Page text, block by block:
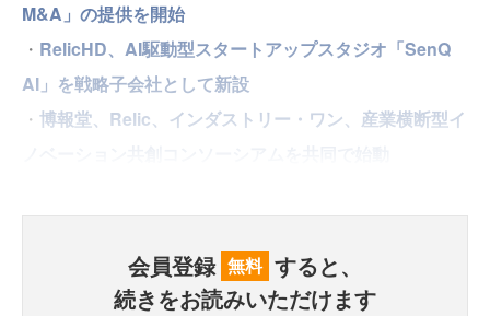
M&A」の提供を開始
・ RelicHD、AI駆動型スタートアップスタジオ「SenQ
AI」を戦略子会社として新設
・ 博報堂、Relic、インダストリー・ワン、産業横断型イ
会員登録 無料 すると、
続きをお読みいただけます